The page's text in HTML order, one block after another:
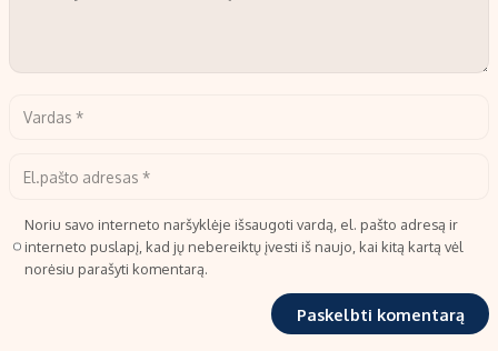
Noriu savo interneto naršyklėje išsaugoti vardą, el. pašto adresą ir
interneto puslapį, kad jų nebereiktų įvesti iš naujo, kai kitą kartą vėl
norėsiu parašyti komentarą.